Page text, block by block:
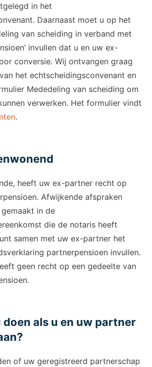
in het
Daarnaast moet u op het
van scheiding in verband met
invullen dat u en uw ex-
conversie. Wij ontvangen graag
het echtscheidingsconvenant en
Mededeling van scheiding om
verwerken. Het formulier vindt
.
heeft uw ex-partner recht op
Afwijkende afspraken
in de
die de notaris heeft
samen met uw ex-partner het
partnerpensioen invullen.
geen recht op een gedeelte van
doen als u en uw partner
of uw geregistreerd partnerschap